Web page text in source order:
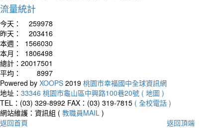
流量統計
今天：
259978
昨天：
203416
本週：
1566030
本月：
1806498
總計： 20017501
平均：
8997
Powered by XOOPS 2019 桃園市幸福國中全球資訊網
地址： 33346 桃園市龜山區中興路100巷20號 ( 地圖 )
TEL：(03) 329-8992 FAX：(03) 319-7815 ( 全校電話 )
網站維護：資訊組 ( 教職員MAIL )
返回首頁
返回頂端